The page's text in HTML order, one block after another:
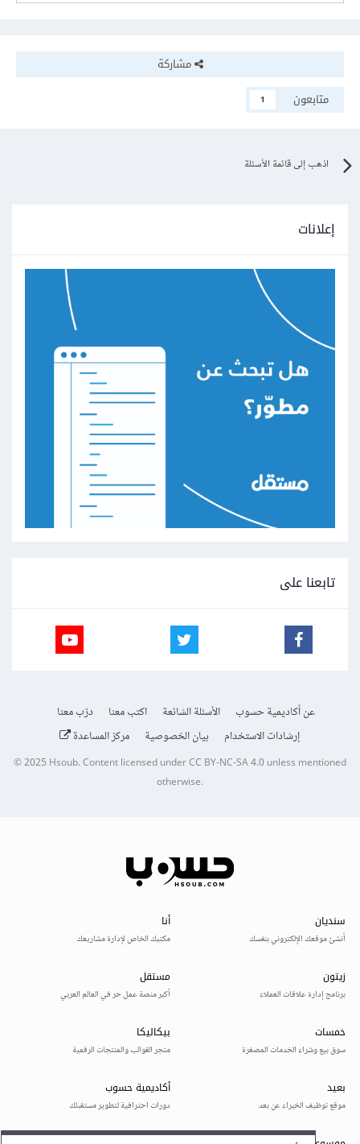
مشاركة
متابعون
1
اذهب إلى قائمة الأسئلة
إعلانات
تابعنا على
عن أكاديمية حسوب الأسئلة الشائعة اكتب معنا
درّب معنا
إرشادات الاستخدام
بيان الخصوصية مركز المساعدة
© 2025Hsoub.Content licensed underCC BY-NC-SA 4.0unless mentioned
otherwise.